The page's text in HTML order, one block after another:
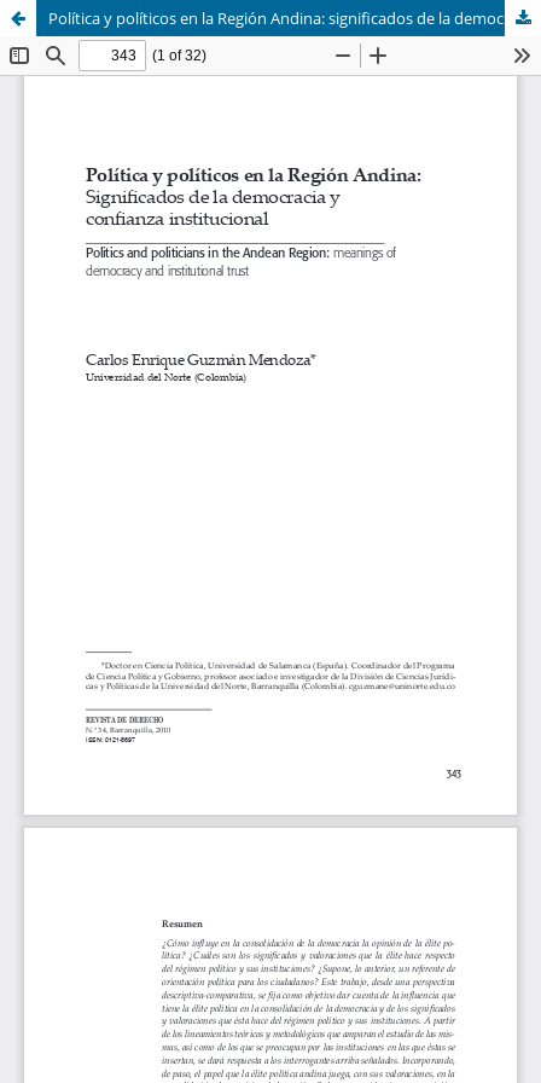
Política y políticos en la Región Andina: significados de la democracia y confianza institucional